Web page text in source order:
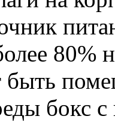
80%
бокс